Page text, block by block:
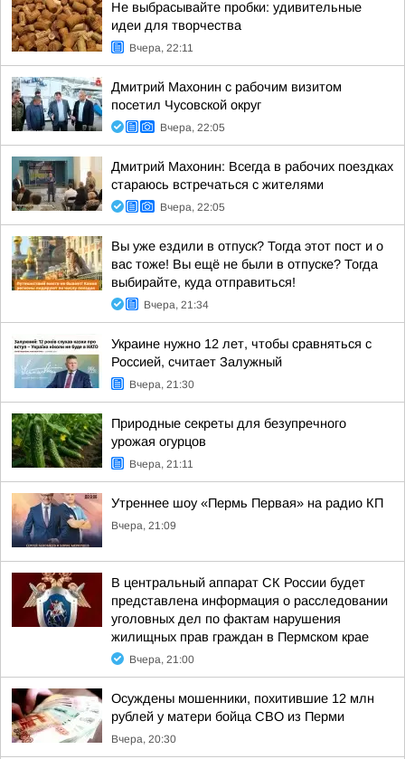
Не выбрасывайте пробки: удивительные
идеи для творчества
Вчера, 22:11
Дмитрий Махонин с рабочим визитом
посетил Чусовской округ
Вчера, 22:05
Дмитрий Махонин: Всегда в рабочих поездках
стараюсь встречаться с жителями
Вчера, 22:05
Вы уже ездили в отпуск? Тогда этот пост и о
вас тоже! Вы ещё не были в отпуске? Тогда
выбирайте, куда отправиться!
Вчера, 21:34
Украине нужно 12 лет, чтобы сравняться с
Россией, считает Залужный
Вчера, 21:30
Природные секреты для безупречного
урожая огурцов
Вчера, 21:11
Утреннее шоу «Пермь Первая» на радио КП
Вчера, 21:09
В центральный аппарат СК России будет
представлена информация о расследовании
уголовных дел по фактам нарушения
жилищных прав граждан в Пермском крае
Вчера, 21:00
Осуждены мошенники, похитившие 12 млн
рублей у матери бойца СВО из Перми
Вчера, 20:30